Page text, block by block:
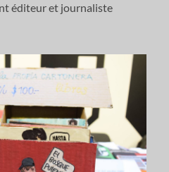
éditeur et journaliste